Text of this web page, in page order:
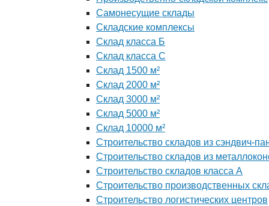
Самонесущие склады
Складские комплексы
Склад класса Б
Склад класса С
Склад 1500 м²
Склад 2000 м²
Склад 3000 м²
Склад 5000 м²
Склад 10000 м²
Строительство складов из сэндвич-
Строительство складов из
Строительство складов класса А
Строительство производственных
Строительство логистических центров